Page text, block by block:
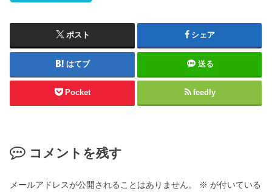
ポスト シェア
はてブ 送る
Pocket feedly
コメントを残す
メールアドレスが公開されることはありません。 ※ が付いている